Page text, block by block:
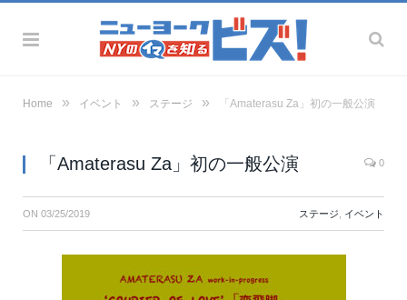
Home » イベント » ステージ » 「Amaterasu Za」初の一般公演
「Amaterasu Za」初の一般公演 0
ON 03/25/2019 ステージ イベント